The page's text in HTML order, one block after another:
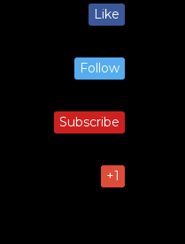
Like
Follow
Subscribe
+1